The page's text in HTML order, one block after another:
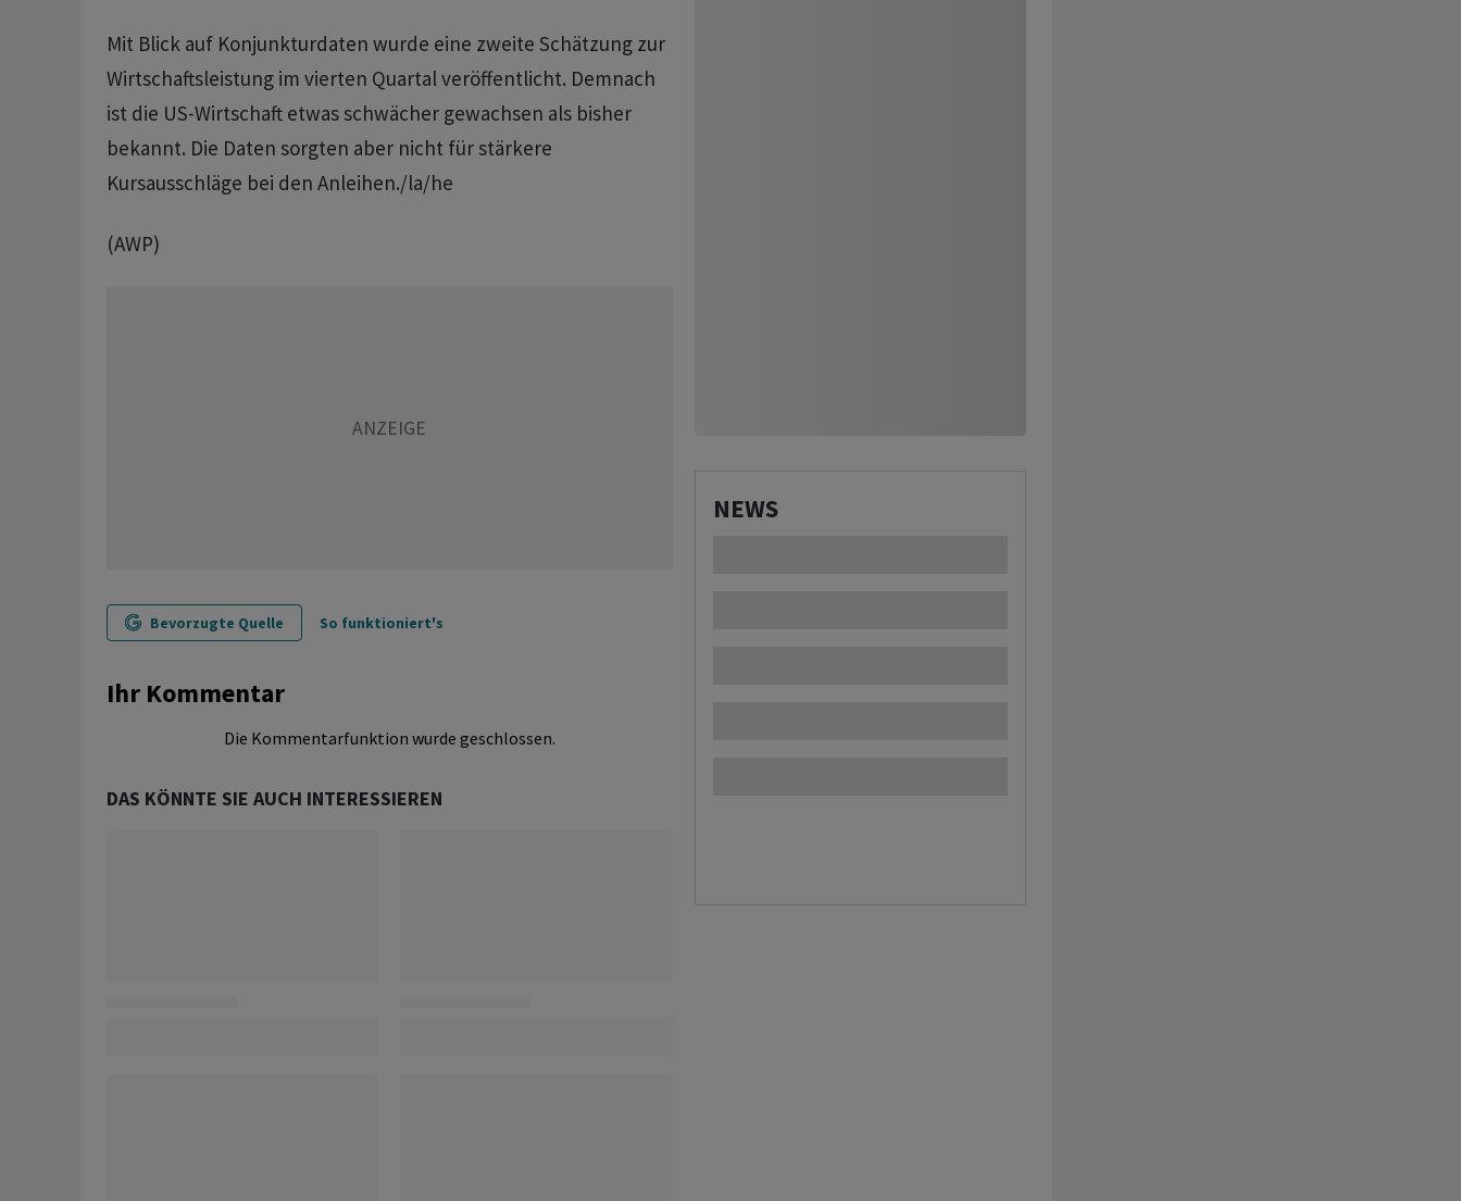
Mit Blick auf Konjunkturdaten wurde eine zweite Schätzung zur
Wirtschaftsleistung im vierten Quartal veröffentlicht. Demnach
ist die US-Wirtschaft etwas schwächer gewachsen als bisher
bekannt. Die Daten sorgten aber nicht für stärkere
Kursausschläge bei den Anleihen./la/he
(AWP)
Bevorzugte Quelle So funktioniert's
Ihr Kommentar
Die Kommentarfunktion wurde geschlossen.
DAS KÖNNTE SIE AUCH INTERESSIEREN
NEWS